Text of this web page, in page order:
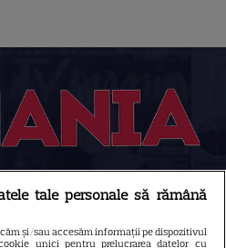
Tvmania
tale personale să rămână
și/sau accesăm informații pe dispozitivul
unici pentru prelucrarea datelor cu